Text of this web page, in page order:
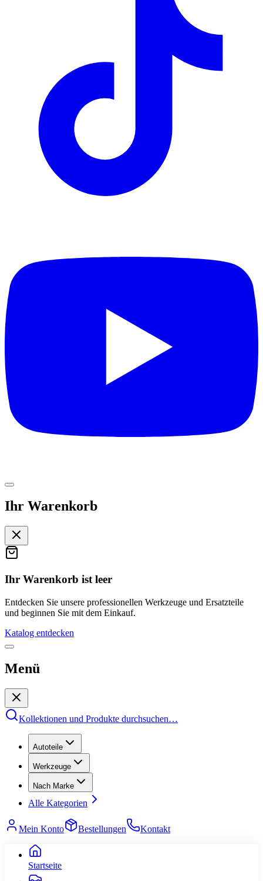
Ihr Warenkorb
Ihr Warenkorb ist leer
Entdecken Sie unsere professionellen Werkzeuge und Ersatzteile
und beginnen Sie mit dem Einkauf.
Katalog entdecken
Menü
Kollektionen und Produkte durchsuchen…
Autoteile
Werkzeuge
Nach Marke
Alle Kategorien
Mein Konto Bestellungen Kontakt
Startseite